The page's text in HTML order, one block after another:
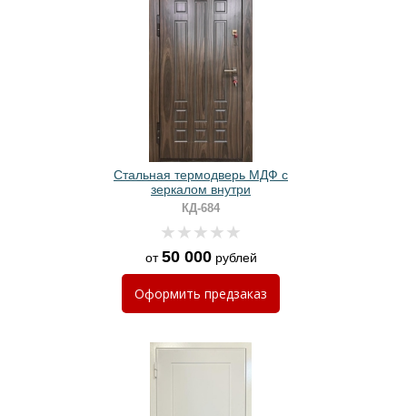
Стальная термодверь МДФ с
зеркалом внутри
КД-684
от50 000рублей
Оформить предзаказ